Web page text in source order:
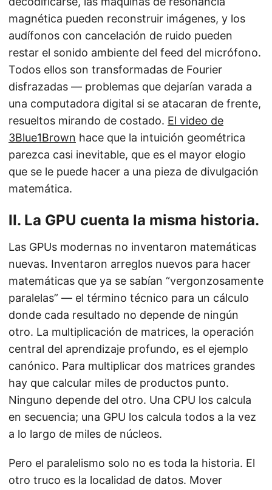
magnética pueden reconstruir imágenes, y los
audífonos con cancelación de ruido pueden
restar el sonido ambiente del feed del micrófono.
Todos ellos son transformadas de Fourier
disfrazadas — problemas que dejarían varada a
una computadora digital si se atacaran de frente,
resueltos mirando de costado. El video de
3Blue1Brown hace que la intuición geométrica
parezca casi inevitable, que es el mayor elogio
que se le puede hacer a una pieza de divulgación
matemática.
II. La GPU cuenta la misma historia.
Las GPUs modernas no inventaron matemáticas
nuevas. Inventaron arreglos nuevos para hacer
matemáticas que ya se sabían “vergonzosamente
paralelas” — el término técnico para un cálculo
donde cada resultado no depende de ningún
otro. La multiplicación de matrices, la operación
central del aprendizaje profundo, es el ejemplo
canónico. Para multiplicar dos matrices grandes
hay que calcular miles de productos punto.
Ninguno depende del otro. Una CPU los calcula
en secuencia; una GPU los calcula todos a la vez
a lo largo de miles de núcleos.
Pero el paralelismo solo no es toda la historia. El
otro truco es la localidad de datos. Mover